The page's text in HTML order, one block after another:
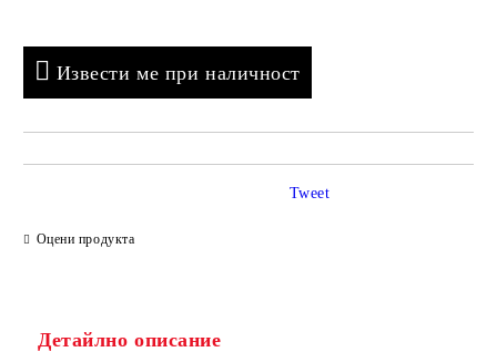
Извести ме при наличност
Оцени продукта
Tweet
Детайлно описание